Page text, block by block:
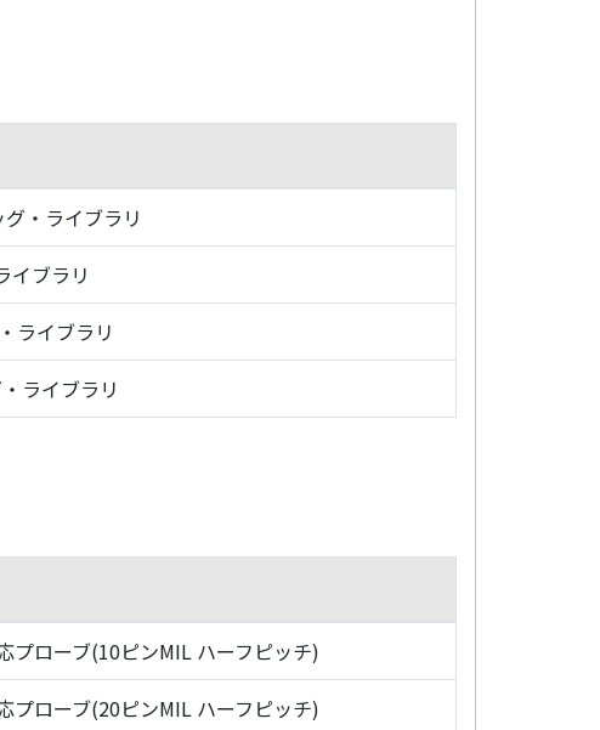
・ライブラリ
イブラリ
ライブラリ
ライブラリ
プローブ(10ピンMIL ハーフピッチ)
プローブ(20ピンMIL ハーフピッチ)